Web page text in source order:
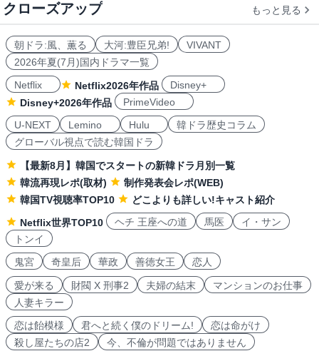
クローズアップ もっと見る
朝ドラ:風、薫る 大河:豊臣兄弟!
VIVANT
2026年夏(7月)国内ドラマ一覧
Netflix
Netflix2026年作品
Disney+
Disney+2026年作品
PrimeVideo
U-NEXT
Lemino Hulu
韓ドラ歴史コラム
グローバル視点で読む韓国ドラ
【最新8月】韓国でスタートの新韓ドラ月別一覧
韓流再現レポ(取材)
制作発表会レポ(WEB)
韓国TV視聴率TOP10
どこよりも詳しい!キャスト紹介
Netflix世界TOP10
ヘチ 王座への道 馬医
イ・サン
トンイ
鬼宮
奇皇后 華政 善徳女王 恋人
愛が来る 財閥 X 刑事2 夫婦の結末
マンションのお仕事
人妻キラー
恋は飴模様
君へと続く僕のドリーム!
恋は命がけ
殺し屋たちの店2
今、不倫が問題ではありません